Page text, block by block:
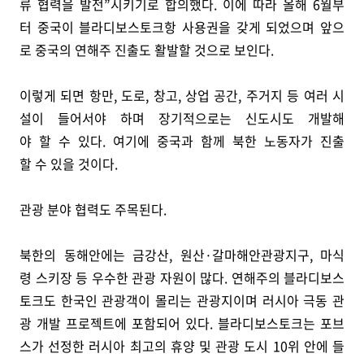
류 협력을 발전”시키기로 합의했다. 이에 따라 올해 6월부
터 중국이 블라디보스토크항 사용권을 갖게 되었으며 앞으
로 중국의 연해주 진출도 활발할 것으로 보인다.
이렇게 되면 항만, 도로, 창고, 상업 공간, 주거지 등 여러 시
설이 들어서야 하며 장기적으로는 신도시도 개발해
야 할 수 있다. 여기에 중국과 함께 북한 노동자가 진출
할 수 있을 것이다.
관광 분야 협력도 주목된다.
북한의 동해안에는 금강산, 원산·갈마해안관광지구, 마식
령 스키장 등 우수한 관광 자원이 많다. 연해주의 블라디보스
토크도 한국인 관광객이 몰리는 관광지이며 러시아 극동 관
광 개발 프로젝트에 포함되어 있다. 블라디보스토크는 포브
스가 선정한 러시아 최고의 휴양 및 관광 도시 10위 안에 들